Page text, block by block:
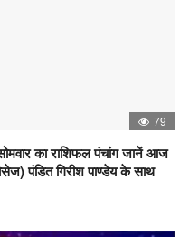
79
का राशिफल पंचांग जानें आज
पंडित गिरीश पाण्डेय के साथ